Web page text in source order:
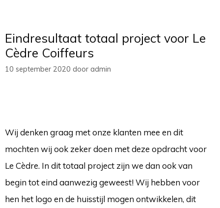
Eindresultaat totaal project voor Le
Cèdre Coiffeurs
10 september 2020 door admin
Wij denken graag met onze klanten mee en dit
mochten wij ook zeker doen met deze opdracht voor
Le Cèdre. In dit totaal project zijn we dan ook van
begin tot eind aanwezig geweest! Wij hebben voor
hen het logo en de huisstijl mogen ontwikkelen, dit